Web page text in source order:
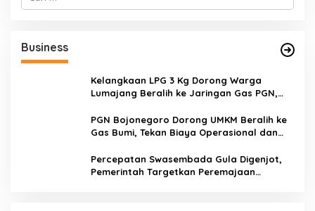
u
n
t
Business
Kelangkaan LPG 3 Kg Dorong Warga
Lumajang Beralih ke Jaringan Gas PGN,
Mudah
PGN Bojonegoro Dorong UMKM Beralih ke
Gas Bumi, Tekan Biaya Operasional dan
Percepatan Swasembada Gula Digenjot,
Pemerintah Targetkan Peremajaan